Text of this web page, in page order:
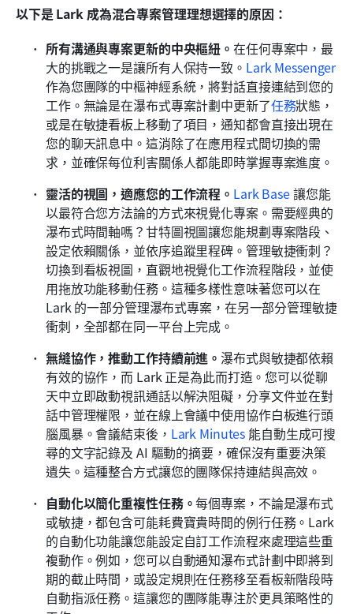
以下是 Lark 成為混合專案管理理想選擇的原因：
所有溝通與專案更新的中央樞紐。在任何專案中，最
大的挑戰之一是讓所有人保持一致。 Lark Messenger
作為您團隊的中樞神經系統，將對話直接連結到您的
工作。無論是在瀑布式專案計劃中更新了任務狀態，
或是在敏捷看板上移動了項目，通知都會直接出現在
您的聊天訊息中。這消除了在應用程式間切換的需
求，並確保每位利害關係人都能即時掌握專案進度。
靈活的視圖，適應您的工作流程。 Lark Base 讓您能
以最符合您方法論的方式來視覺化專案。需要經典的
瀑布式時間軸嗎？甘特圖視圖讓您能規劃專案階段、
設定依賴關係，並依序追蹤里程碑。管理敏捷衝刺？
切換到看板視圖，直觀地視覺化工作流程階段，並使
用拖放功能移動任務。這種多樣性意味著您可以在
Lark 的一部分管理瀑布式專案，在另一部分管理敏捷
衝刺，全部都在同一平台上完成。
無縫協作，推動工作持續前進。 瀑布式與敏捷都依賴
有效的協作，而 Lark 正是為此而打造。您可以從聊
天中立即啟動視訊通話以解決阻礙，分享文件並在對
話中管理權限，並在線上會議中使用協作白板進行頭
腦風暴。會議結束後， Lark Minutes 能自動生成可搜
尋的文字記錄及 AI 驅動的摘要，確保沒有重要決策
遺失。這種整合方式讓您的團隊保持連結與高效。
自動化以簡化重複性任務。每個專案，不論是瀑布式
或敏捷，都包含可能耗費寶貴時間的例行任務。Lark
的自動化功能讓您能設定自訂工作流程來處理這些重
複動作。例如，您可以自動通知瀑布式計劃中即將到
期的截止時間，或設定規則在任務移至看板新階段時
自動指派任務。這讓您的團隊能專注於更具策略性的